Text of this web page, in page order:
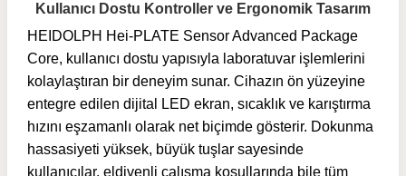
Kullanıcı Dostu Kontroller ve Ergonomik Tasarım
HEIDOLPH Hei-PLATE Sensor Advanced Package
Core, kullanıcı dostu yapısıyla laboratuvar işlemlerini
kolaylaştıran bir deneyim sunar. Cihazın ön yüzeyine
entegre edilen dijital LED ekran, sıcaklık ve karıştırma
hızını eşzamanlı olarak net biçimde gösterir. Dokunma
hassasiyeti yüksek, büyük tuşlar sayesinde
kullanıcılar, eldivenli çalışma koşullarında bile tüm